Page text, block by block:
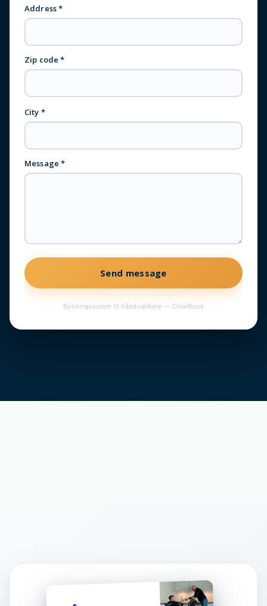
Address *
Zip code *
City *
Message *
Send message
Bookingsystem til håndværkere — ClearBook